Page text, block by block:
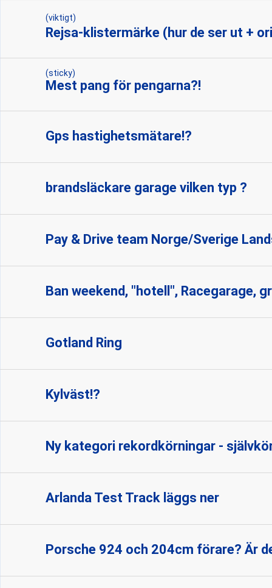
(viktigt)
Rejsa-klistermärke (hur de ser ut +
(sticky)
Mest pang för pengarna?!
Gps hastighetsmätare!?
brandsläckare garage vilken typ ?
Pay & Drive team Norge/Sverige
Ban weekend, "hotell", Racegarage,
Gotland Ring
Kylväst!?
Ny kategori rekordkörningar -
Arlanda Test Track läggs ner
Porsche 924 och 204cm förare? Är